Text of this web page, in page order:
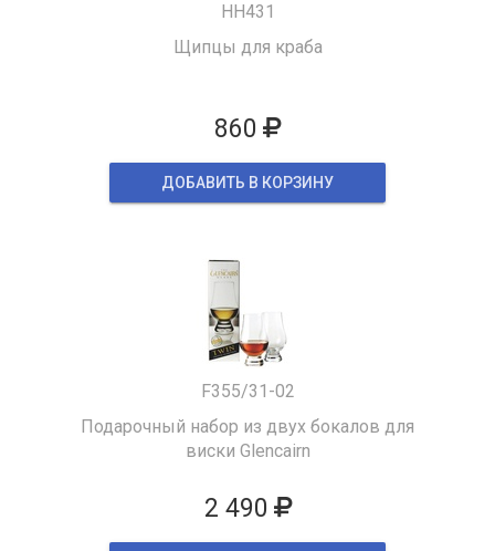
HH431
Щипцы для краба
860
ДОБАВИТЬ В КОРЗИНУ
F355/31-02
Подарочный набор из двух бокалов для
виски Glencairn
2 490